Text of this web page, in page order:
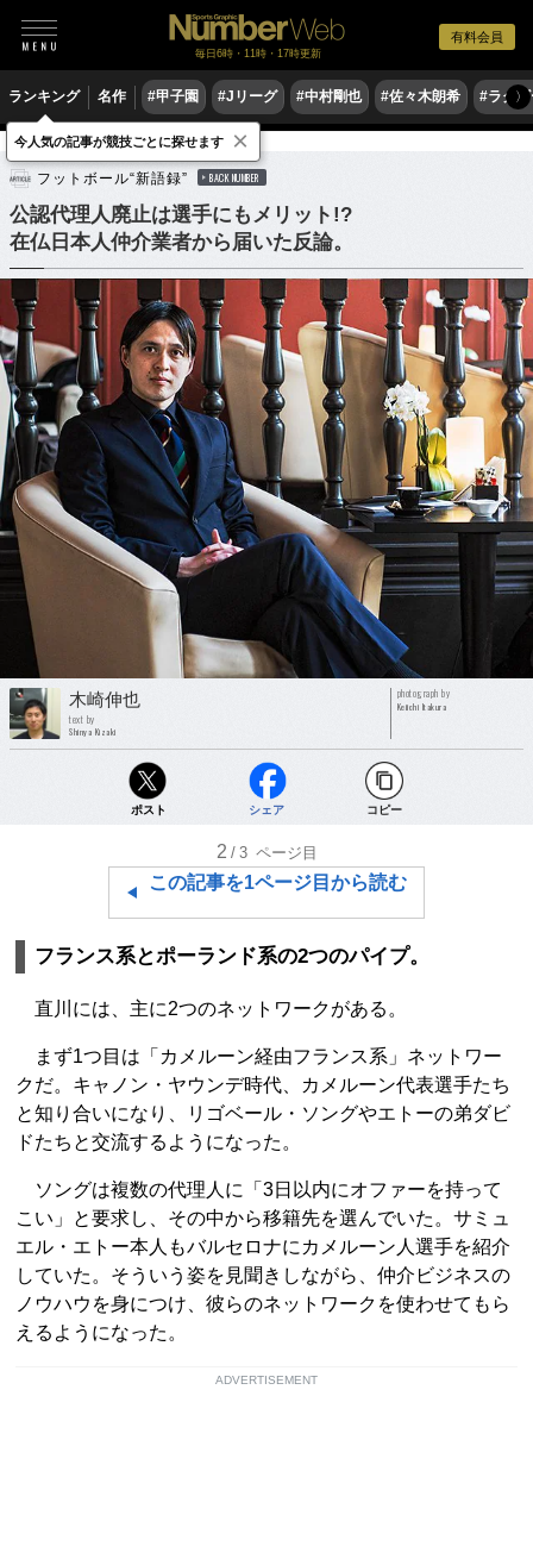
有料会員
毎日6時・11時・17時更新
ランキング 名作 #甲子園 #Jリーグ #中村剛也 #佐々木朗希 #ラグ〉
サッカー 海外サッカー
フットボール“新語録” BACK NUMBER
公認代理人廃止は選手にもメリット!?
在仏日本人仲介業者から届いた反論。
木崎伸也
text by
Shinya Kizaki
photograph by
Keiichi Itakura
ポスト シェア コピー
2 /3 ページ目
この記事を1ページ目から読む
フランス系とポーランド系の2つのパイプ。
直川には、主に2つのネットワークがある。
まず1つ目は「カメルーン経由フランス系」ネットワー
クだ。キャノン・ヤウンデ時代、カメルーン代表選手たち
と知り合いになり、リゴベール・ソングやエトーの弟ダビ
ドたちと交流するようになった。
ソングは複数の代理人に「3日以内にオファーを持って
こい」と要求し、その中から移籍先を選んでいた。サミュ
エル・エトー本人もバルセロナにカメルーン人選手を紹介
していた。そういう姿を見聞きしながら、仲介ビジネスの
ノウハウを身につけ、彼らのネットワークを使わせてもら
えるようになった。
ADVERTISEMENT
今人気の記事が競技ごとに探せます ×